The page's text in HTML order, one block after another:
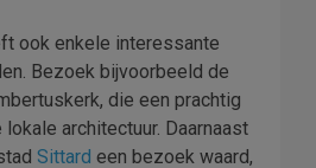
ook enkele interessante
Bezoek bijvoorbeeld de
die een prachtig
architectuur. Daarnaast
Sittard een bezoek waard,